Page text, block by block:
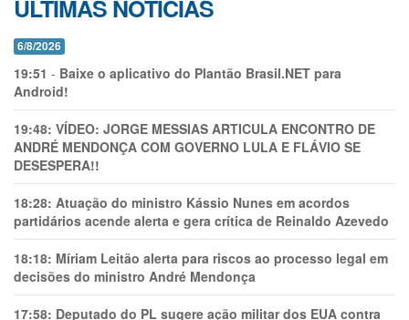
ÚLTIMAS NOTÍCIAS
6/8/2026
19:51 - Baixe o aplicativo do Plantão Brasil.NET para
Android!
19:48: VÍDEO: JORGE MESSIAS ARTICULA ENCONTRO DE
ANDRÉ MENDONÇA COM GOVERNO LULA E FLÁVIO SE
DESESPERA!!
18:28: Atuação do ministro Kássio Nunes em acordos
partidários acende alerta e gera crítica de Reinaldo Azevedo
18:18: Míriam Leitão alerta para riscos ao processo legal em
decisões do ministro André Mendonça
17:58: Deputado do PL sugere ação militar dos EUA contra